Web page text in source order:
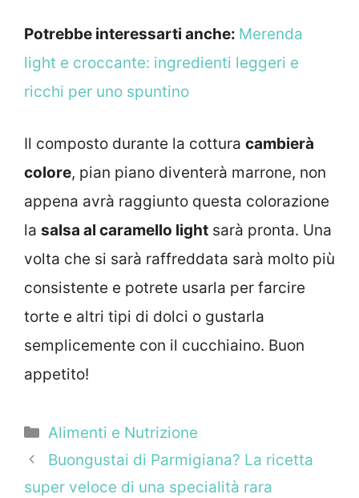
Potrebbe interessarti anche: Merenda
light e croccante: ingredienti leggeri e
ricchi per uno spuntino
Il composto durante la cottura cambierà
colore, pian piano diventerà marrone, non
appena avrà raggiunto questa colorazione
la salsa al caramello light sarà pronta. Una
volta che si sarà raffreddata sarà molto più
consistente e potrete usarla per farcire
torte e altri tipi di dolci o gustarla
semplicemente con il cucchiaino. Buon
appetito!
Categorie
Alimenti e Nutrizione
Buongustai di Parmigiana? La ricetta
super veloce di una specialità rara